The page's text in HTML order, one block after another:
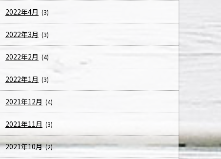
2022年4月 (3)
2022年3月 (3)
2022年2月 (4)
2022年1月 (3)
2021年12月 (4)
2021年11月 (3)
2021年10月(2)